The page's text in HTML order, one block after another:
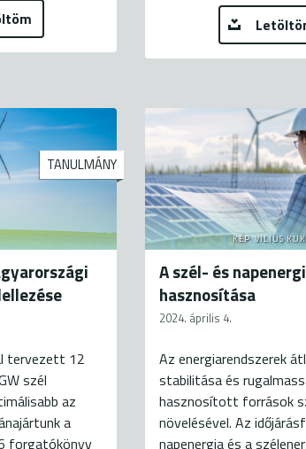
TANULMÁNY
tervezett 12
szél
az
a
forgatókönyv
KÉP: VILIUS
A szél- és
hasznosítása
2024. április 4.
Az energiarendszerek
stabilitása és
hasznosított források
növelésével. Az
napenergia és a